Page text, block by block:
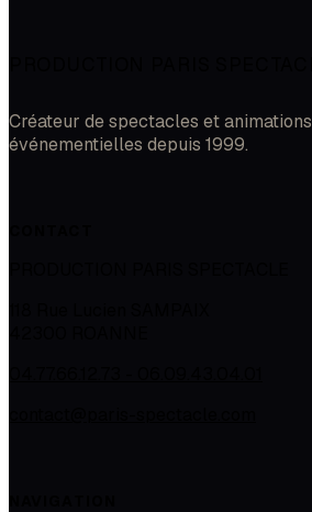
Créateur de spectacles et animations
événementielles depuis 1999.